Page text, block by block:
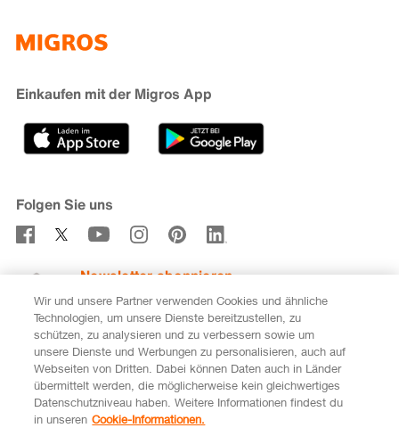
Cumulus
Filialfinder
iMpuls
Migros Bank
Nachhaltigkeit
Karriere
Sponsoring
Medien
Verhaltenskodex & Meldestelle
Einkaufen mit der Migros App
Folgen Sie uns
Newsletter abonnieren
Rechtliches Datenschutz
Impressum
Cookie-Einstellungen
FR
Wir und unsere Partner verwenden Cookies und ähnliche
Technologien, um unsere Dienste bereitzustellen, zu
schützen, zu analysieren und zu verbessern sowie um
unsere Dienste und Werbungen zu personalisieren, auch auf
Webseiten von Dritten. Dabei können Daten auch in Länder
übermittelt werden, die möglicherweise kein gleichwertiges
Datenschutzniveau haben. Weitere Informationen findest du
in unseren Cookie-Informationen.